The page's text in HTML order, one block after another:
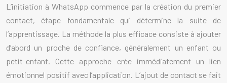
L’initiation à WhatsApp commence par la création du premier
contact, étape fondamentale qui détermine la suite de
l’apprentissage. La méthode la plus efficace consiste à ajouter
d’abord un proche de confiance, généralement un enfant ou
petit-enfant. Cette approche crée immédiatement un lien
émotionnel positif avec l’application. L’ajout de contact se fait